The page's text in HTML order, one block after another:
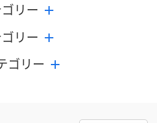
ゴリー
リー
ゴリー